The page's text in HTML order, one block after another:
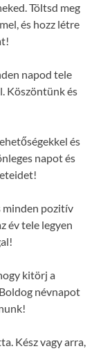
Töltsd meg
és hozz létre
napod tele
Köszöntünk és
és
napot és
minden pozitív
év tele legyen
kitörj a
névnapot
Kész vagy arra,